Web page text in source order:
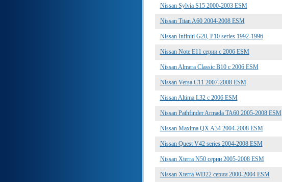
Nissan Sylvia S15 2000-2003 ESM
Nissan Titan A60 2004-2008 ESM
Nissan Infiniti G20, P10 series 1992-1996
Nissan Note E11 серии с 2006 ESM
Nissan Almera Classic B10 с 2006 ESM
Nissan Versa C11 2007-2008 ESM
Nissan Altima L32 c 2006 ESM
Nissan Pathfinder Armada TA60 2005-2008 ESM
Nissan Maxima QX A34 2004-2008 ESM
Nissan Quest V42 series 2004-2008 ESM
Nissan Xterra N50 серии 2005-2008 ESM
Nissan Xterra WD22 серии 2000-2004 ESM